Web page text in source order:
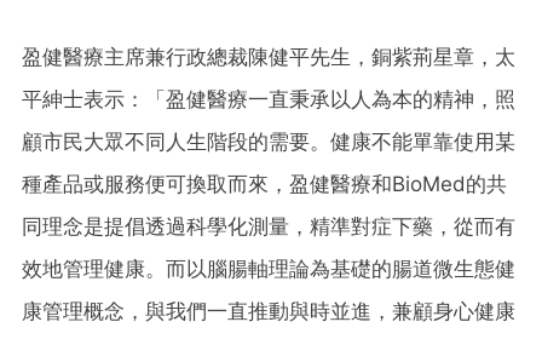
盈健醫療主席兼行政總裁陳健平先生，銅紫荊星章，太
平紳士表示：「盈健醫療一直秉承以人為本的精神，照
顧市民大眾不同人生階段的需要。健康不能單靠使用某
種產品或服務便可換取而來，盈健醫療和BioMed的共
同理念是提倡透過科學化測量，精準對症下藥，從而有
效地管理健康。而以腦腸軸理論為基礎的腸道微生態健
康管理概念，與我們一直推動與時並進，兼顧身心健康